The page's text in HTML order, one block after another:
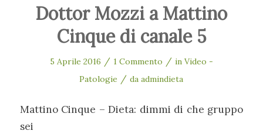
Dottor Mozzi a Mattino
Cinque di canale 5
5 Aprile 2016 / 1 Commento / in Video -
Patologie / daadmindieta
Mattino Cinque – Dieta: dimmi di che gruppo
sei